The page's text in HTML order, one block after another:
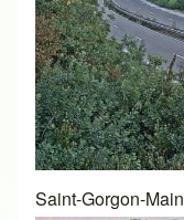
Saint-Gorgon-Main